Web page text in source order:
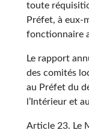
toute
Préfet, à eux-
fonctionnaire
Le rapport
des comités
au Préfet du
l’Intérieur et
Article 23. Le